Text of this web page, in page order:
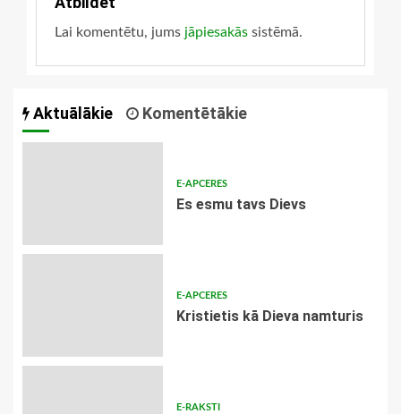
Lai komentētu, jums jāpiesakās sistēmā.
Aktuālākie Komentētākie
E-APCERES
Es esmu tavs Dievs
E-APCERES
Kristietis kā Dieva namturis
E-RAKSTI